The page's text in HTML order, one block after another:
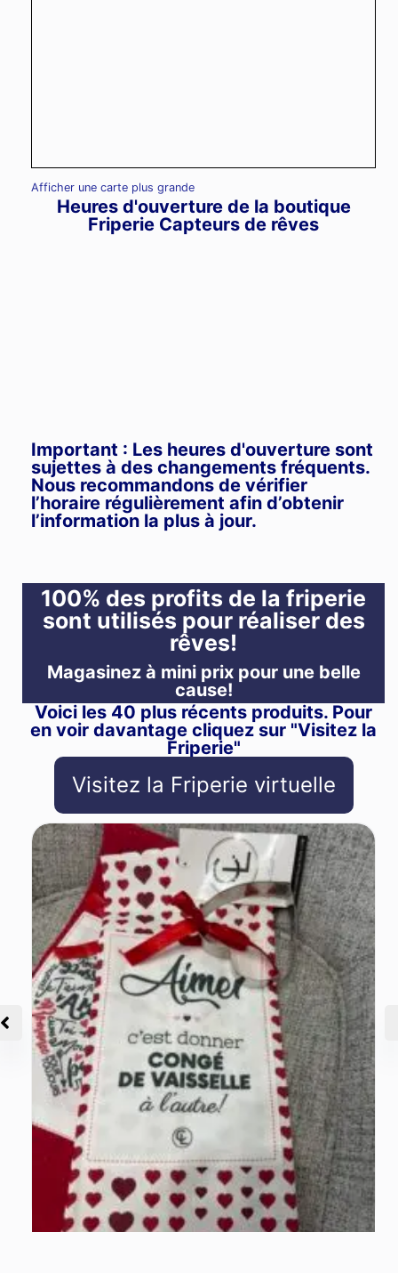
Afficher une carte plus grande
Heures d'ouverture de la boutique
Friperie Capteurs de rêves
Important : Les heures d'ouverture sont
sujettes à des changements fréquents.
Nous recommandons de vérifier
l’horaire régulièrement afin d’obtenir
l’information la plus à jour.
100% des profits de la friperie
sont utilisés pour réaliser des
rêves!
Magasinez à mini prix pour une belle
cause!
Voici les 40 plus récents produits. Pour
en voir davantage cliquez sur "Visitez la
Friperie"
Visitez la Friperie virtuelle